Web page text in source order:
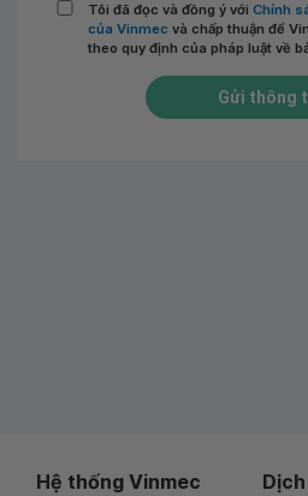
Tôi đã đọc và đồng ý với Chính
của Vinmec và chấp thuận để
theo quy định của pháp luật về
Gửi thông
Hệ thống Vinmec